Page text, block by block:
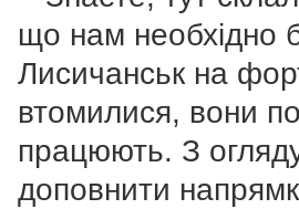
що нам необхідно
Лисичанськ на
втомилися, вони
працюють. З
доповнити